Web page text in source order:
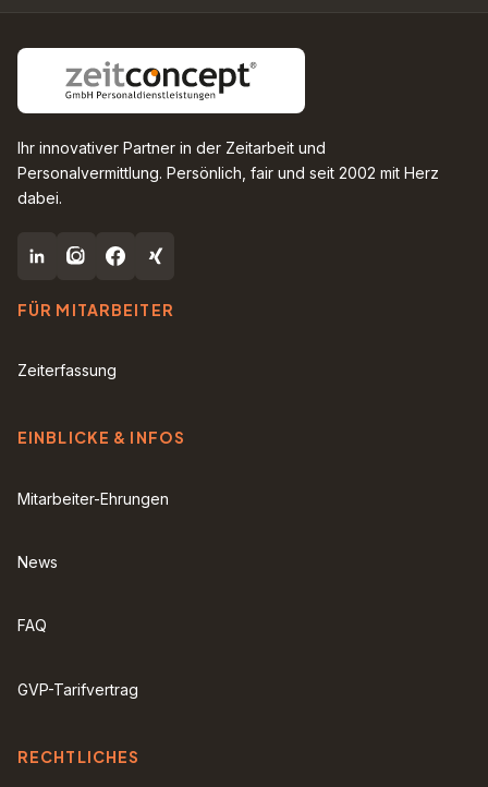
Ihr innovativer Partner in der Zeitarbeit und
Personalvermittlung. Persönlich, fair und seit 2002 mit Herz
dabei.
FÜR MITARBEITER
Zeiterfassung
EINBLICKE & INFOS
Mitarbeiter-Ehrungen
News
FAQ
GVP-Tarifvertrag
RECHTLICHES